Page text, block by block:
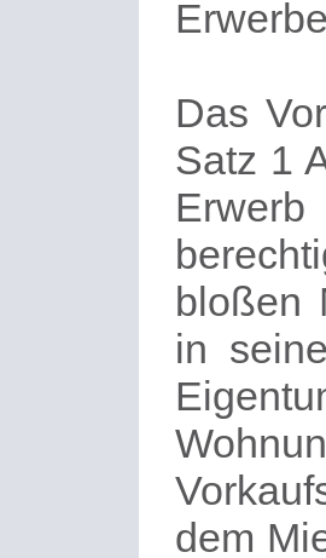
Das
Satz 1
bloßen
in
dem